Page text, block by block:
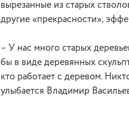
вырезанные из старых
другие «прекрасности»,
– У нас много старых
бы в виде деревянных
кто работает с деревом.
улыбается Владимир